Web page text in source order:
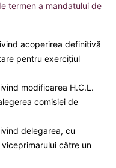
termen a mandatului de
acoperirea definitivă
pentru exerciţiul
modificarea H.C.L.
comisiei de
delegarea, cu
către un